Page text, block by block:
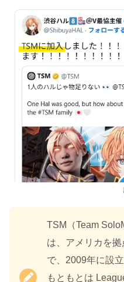
TSM（Team
は、アメリカを
で、2009年に設
もともとは